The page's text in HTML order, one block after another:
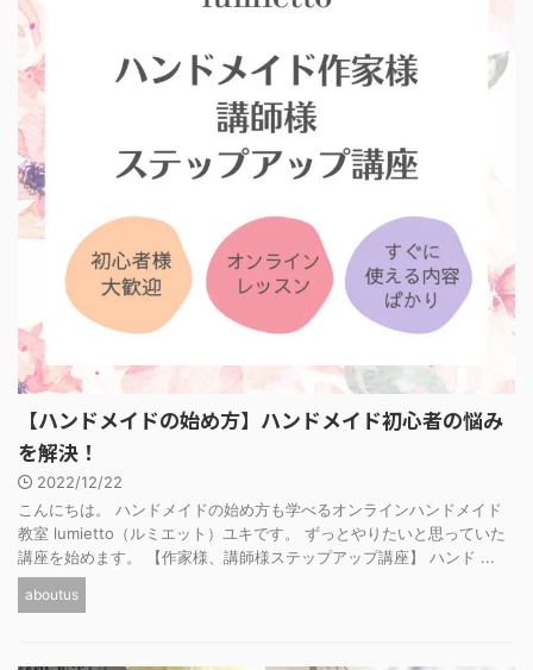
【ハンドメイドの始め方】ハンドメイド初心者の悩み
を解決！
2022/12/22
こんにちは。 ハンドメイドの始め方も学べるオンラインハンドメイド
教室 lumietto（ルミエット）ユキです。 ずっとやりたいと思っていた
講座を始めます。 【作家様、講師様ステップアップ講座】 ハンド ...
aboutus